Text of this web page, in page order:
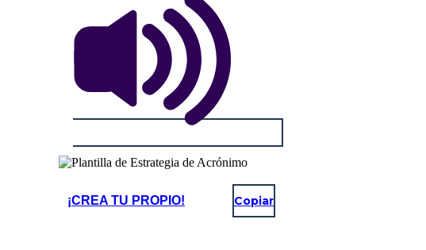
¡CREA TU PROPIO! Copiar